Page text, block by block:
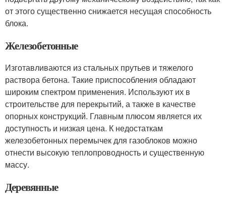
от этого существенно снижается несущая способность
блока.
Железобетонные
Изготавливаются из стальных прутьев и тяжелого
раствора бетона. Такие приспособления обладают
широким спектром применения. Используют их в
строительстве для перекрытий, а также в качестве
опорных конструкций. Главным плюсом является их
доступность и низкая цена. К недостаткам
железобетонных перемычек для газоблоков можно
отнести высокую теплопроводность и существенную
массу.
Деревянные